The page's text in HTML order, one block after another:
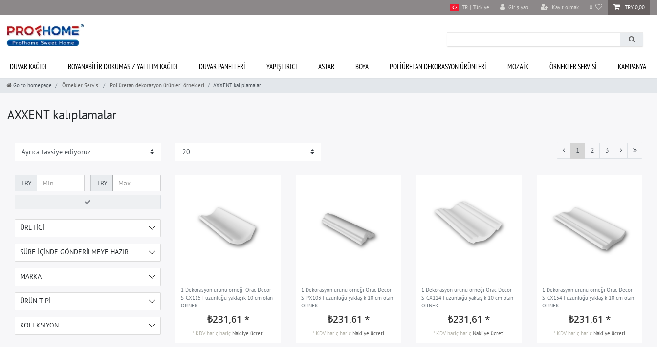
Giriş yap Kayıt olmak 0 TRY 0,00
TR | Türkiye
DUVAR KAĞIDI BOYANABILIR DOKUMASIZ YALITIM KAĞIDI DUVAR PANELLERI YAPIŞTIRICI ASTAR BOYA POLIÜRETAN DEKORASYON ÜRÜNLERI MOZAIK ÖRNEKLER SERVISI KAMPANYA
Go to homepage Örnekler Servisi Poliüretan dekorasyon ürünleri örnekleri AXXENT kalıplamalar
AXXENT kalıplamalar
1 2 3
TRY TRY
ÜRETICI
ORAC NV
SÜRE IÇINDE GÖNDERILMEYE HAZIR
1-2 ödeme gerçekleştikten gün
MARKA
ORAC
ÜRÜN TIPI
Poliüretan dekorasyon ürünü
KOLEKSIYON
1 Dekorasyon ürünü örneği Orac Decor
S-CX115 | uzunluğu yaklaşık 10 cm olan
ÖRNEK
₺231,61 *
* KDV hariçhariç Nakliye ücreti
1 Dekorasyon ürünü örneği Orac Decor
S-PX103 | uzunluğu yaklaşık 10 cm olan
ÖRNEK
₺231,61 *
* KDV hariç hariç Nakliye ücreti
1 Dekorasyon ürünü örneği Orac Decor
S-CX124 | uzunluğu yaklaşık 10 cm olan
ÖRNEK
₺231,61 *
* KDV hariç hariç Nakliye ücreti
1 Dekorasyon ürünü örneği Orac Decor
S-CX154 | uzunluğu yaklaşık 10 cm olan
ÖRNEK
₺231,61 *
* KDV hariçhariç Nakliye ücreti